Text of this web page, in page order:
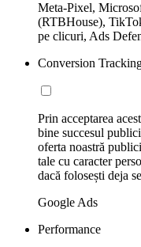
Meta-Pixel,
(RTBHouse),
pe clicuri, Ads
Conversion
Prin acceptarea
bine succesul
oferta noastră
tale cu caracter
dacă folosești deja
Google Ads
Performance